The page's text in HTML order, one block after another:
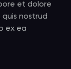
et dolore
quis nostrud
ex ea